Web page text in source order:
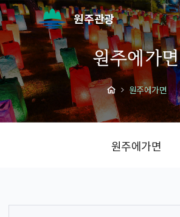
원주관광
원주에가면
원주에가면
원주에가면